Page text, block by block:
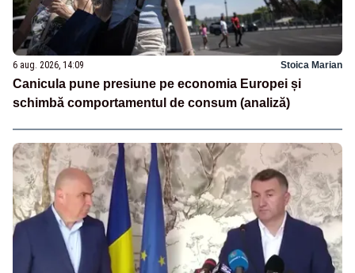
6 aug. 2026, 14:09 Stoica Marian
Canicula pune presiune pe economia Europei și
schimbă comportamentul de consum (analiză)